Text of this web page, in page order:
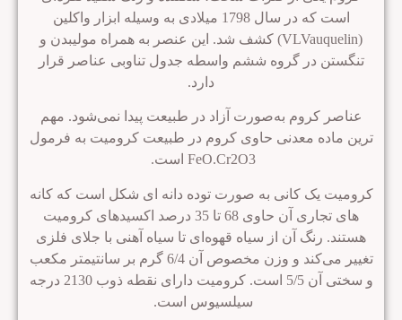
است که در سال 1798 میلادی به وسیله ابزار واکلین
این عنصر به همراه مولیبدن و
در گروه ششم واسطه جدول تناوبی عناصر قرار
کروم به‌صورت آزاد در طبیعت پیدا نمی‌شود.مهم
ماده معدنی حاوی کروم در طبیعت کرومیت به فرمول
FeO.Cr2O3 است.
یک کانی به‌ صورت توده دانه‌ ای شکل است که کانه‌
های تجاری آن حاوی 68 تا 35 درصد اکسیدهای کرومیت
رنگ آن از سیاه قهوه‌ای تا سیاه آهنی با جلای فلزی
تغییر می‌کند و وزن مخصوص آن 6/4 گرم بر سانتیمتر مکعب
آن 5/5 است.
کرومیت دارای نقطه ذوب 2130 درجه
سیلسیوس است.